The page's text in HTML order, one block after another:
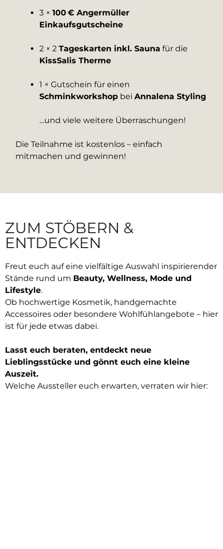
3 ×100 € Angermüller
Einkaufsgutscheine
2 × 2Tageskarten inkl. Sauna für die
KissSalis Therme
1 × Gutschein für einen
Schminkworkshop beiAnnalena Styling
…und viele weitere Überraschungen!
Die Teilnahme ist kostenlos – einfach
mitmachen und gewinnen!
ZUM STÖBERN &
ENTDECKEN
Freut euch auf eine vielfältige Auswahl inspirierender
Stände rund um Beauty, Wellness, Mode und
Lifestyle.
Ob hochwertige Kosmetik, handgemachte
Accessoires oder besondere Wohlfühlangebote – hier
ist für jede etwas dabei.
Lasst euch beraten, entdeckt neue
Lieblingsstücke und gönnt euch eine kleine
Auszeit.
Welche Aussteller euch erwarten, verraten wir hier: